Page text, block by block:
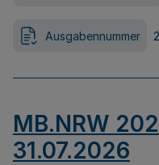
Ausgabennummer
MB.NRW
31.07.2026